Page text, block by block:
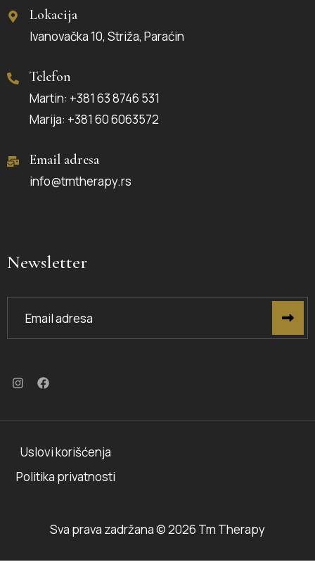
Lokacija
Ivanovačka 10, Striža, Paraćin
Telefon
Martin: +381 63 8746 531
Marija: +381 60 6063572
Email adresa
info@tmtherapy.rs
Newsletter
Uslovi korišćenja
Politika privatnosti
Sva prava zadržana © 2026 Tm Therapy